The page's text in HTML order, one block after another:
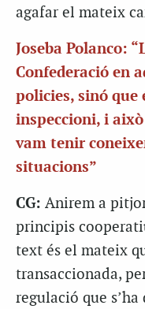
agafar el mateix
Joseba Polanco:
Confederació en
policies, sinó que
inspeccioni, i
vam tenir
situacions”
CG: Anirem a
principis
text és el mateix
transaccionada,
regulació que